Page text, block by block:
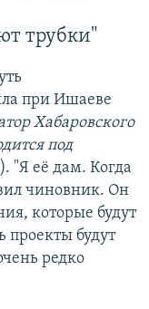
трубки"
при Ишаеве
Хабаровского
под
). "Я её дам. Когда
чиновник. Он
которые будут
проекты будут
редко